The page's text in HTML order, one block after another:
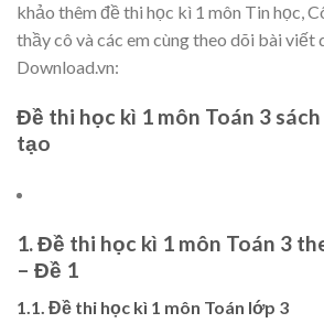
khảo thêm đề thi học kì 1 môn Tin học,
thầy cô và các em cùng theo dõi bài viết
Download.vn:
Đề thi học kì 1 môn Toán 3
tạo
1. Đề thi học kì 1 môn Toán 3
– Đề 1
1.1. Đề thi học kì 1 môn Toán lớp 3